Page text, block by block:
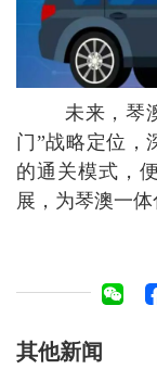
未来，琴澳
门”战略定位，
的通关模式，
展，为琴澳一体
其他新闻